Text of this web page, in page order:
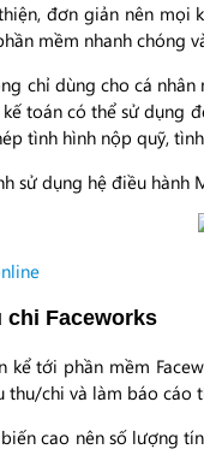
đơn giản nên
mềm nhanh chóng
chỉ dùng cho cá
toán có thể sử dụng
tình hình nộp quỹ,
sử dụng hệ điều hành
chi Faceworks
kể tới phần mềm
thu/chi và làm báo cáo
cao nên số lượng